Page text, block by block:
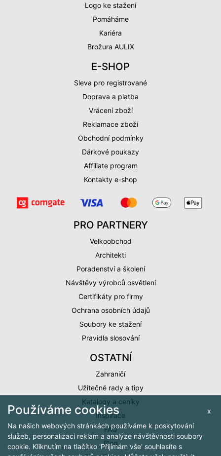
Logo ke stažení
Pomáháme
Kariéra
Brožura AULIX
E-SHOP
Sleva pro registrované
Doprava a platba
Vrácení zboží
Reklamace zboží
Obchodní podmínky
Dárkové poukazy
Affiliate program
Kontakty e-shop
PRO PARTNERY
Velkoobchod
Architekti
Poradenství a školení
Návštěvy výrobců osvětlení
Certifikáty pro firmy
Ochrana osobních údajů
Soubory ke stažení
Pravidla slosování
OSTATNÍ
Zahraničí
Užitečné rady a tipy
Katalogy a ceníky
Inspirace
FAQ
Blog
x
Používáme cookies
Na našich webových stránkách používáme k poskytování
služeb, personalizaci reklam a analýze návštěvnosti soubory
cookie. Kliknutím na tlačítko 'Přijímám vše' souhlasíte s